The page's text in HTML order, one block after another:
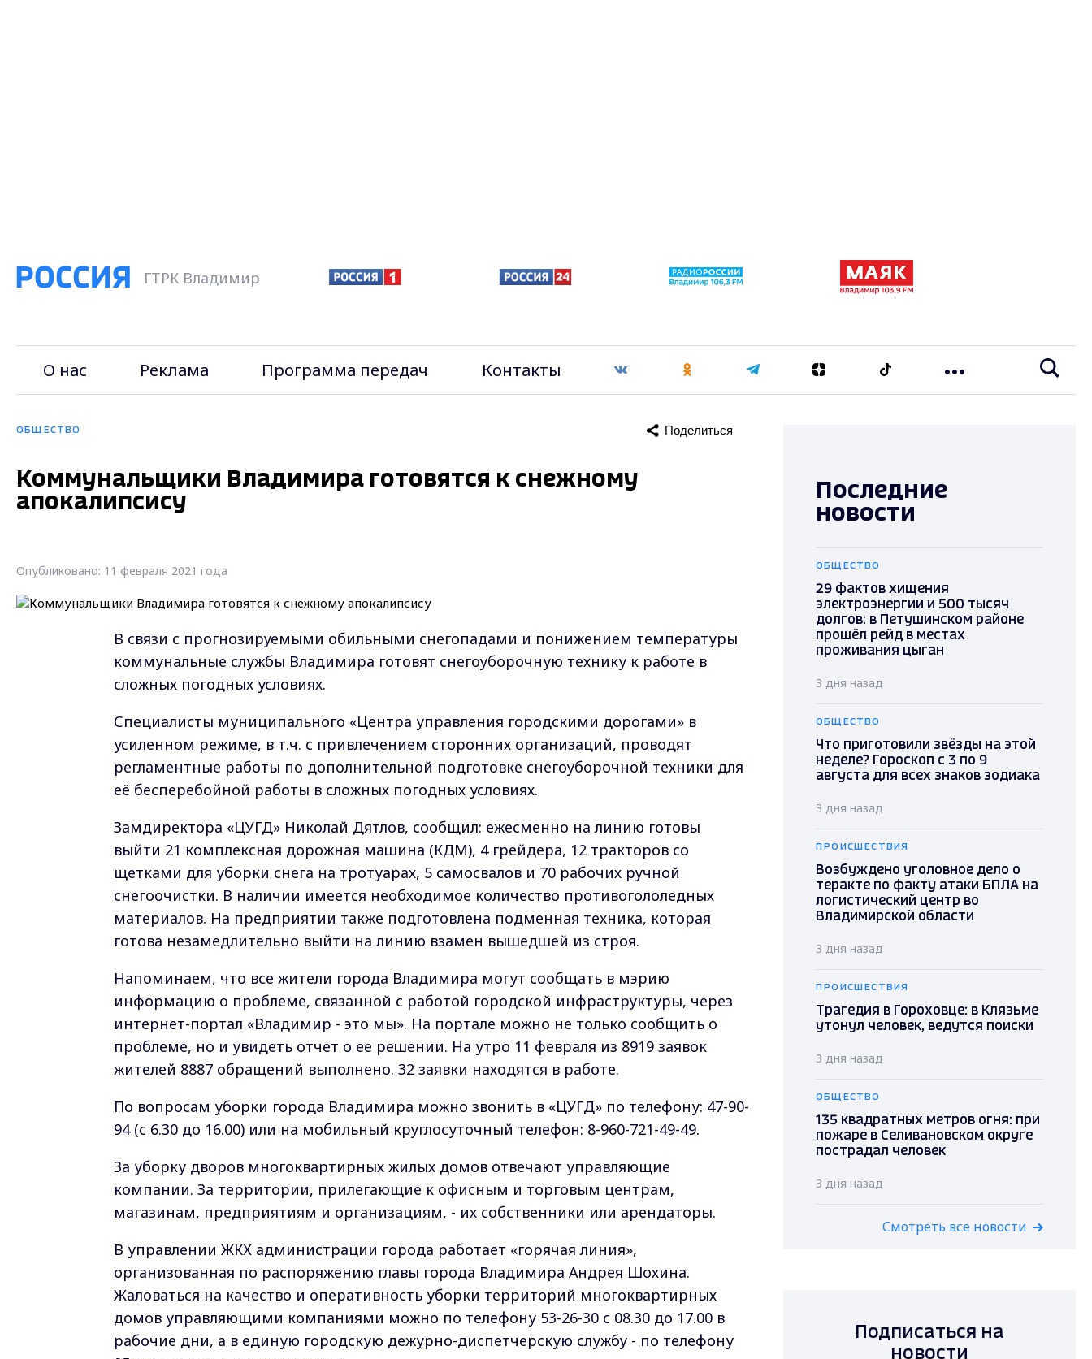
ГТРК Владимир
О нас Реклама Программа передач Контакты
ОБЩЕСТВО Поделиться
Коммунальщики Владимира готовятся к снежному
апокалипсису
Опубликовано: 11 февраля 2021 года
В связи с прогнозируемыми обильными снегопадами и понижением температуры
коммунальные службы Владимира готовят снегоуборочную технику к работе в
сложных погодных условиях.
Специалисты муниципального «Центра управления городскими дорогами» в
усиленном режиме, в т.ч. с привлечением сторонних организаций, проводят
регламентные работы по дополнительной подготовке снегоуборочной техники для
её бесперебойной работы в сложных погодных условиях.
Замдиректора «ЦУГД» Николай Дятлов, сообщил: ежесменно на линию готовы
выйти 21 комплексная дорожная машина (КДМ), 4 грейдера, 12 тракторов со
щетками для уборки снега на тротуарах, 5 самосвалов и 70 рабочих ручной
снегоочистки. В наличии имеется необходимое количество противогололедных
материалов. На предприятии также подготовлена подменная техника, которая
готова незамедлительно выйти на линию взамен вышедшей из строя.
Напоминаем, что все жители города Владимира могут сообщать в мэрию
информацию о проблеме, связанной с работой городской инфраструктуры, через
интернет-портал «Владимир - это мы». На портале можно не только сообщить о
проблеме, но и увидеть отчет о ее решении. На утро 11 февраля из 8919 заявок
жителей 8887 обращений выполнено. 32 заявки находятся в работе.
По вопросам уборки города Владимира можно звонить в «ЦУГД» по телефону: 47-90-
94 (с 6.30 до 16.00) или на мобильный круглосуточный телефон: 8-960-721-49-49.
За уборку дворов многоквартирных жилых домов отвечают управляющие
компании. За территории, прилегающие к офисным и торговым центрам,
магазинам, предприятиям и организациям, - их собственники или арендаторы.
В управлении ЖКХ администрации города работает «горячая линия»,
организованная по распоряжению главы города Владимира Андрея Шохина.
Жаловаться на качество и оперативность уборки территорий многоквартирных
домов управляющими компаниями можно по телефону 53-26-30 с 08.30 до 17.00 в
рабочие дни, а в единую городскую дежурно-диспетчерскую службу - по телефону
Последние
новости
ОБЩЕСТВО
29 фактов хищения
электроэнергии и 500 тысяч
долгов: в Петушинском районе
прошёл рейд в местах
проживания цыган
3 дня назад
ОБЩЕСТВО
Что приготовили звёзды на этой
неделе? Гороскоп с 3 по 9
августа для всех знаков зодиака
3 дня назад
ПРОИСШЕСТВИЯ
Возбуждено уголовное дело о
теракте по факту атаки БПЛА на
логистический центр во
Владимирской области
3 дня назад
ПРОИСШЕСТВИЯ
Трагедия в Гороховце: в Клязьме
утонул человек, ведутся поиски
3 дня назад
ОБЩЕСТВО
135 квадратных метров огня: при
пожаре в Селивановском округе
пострадал человек
3 дня назад
Смотреть все новости
Подписаться на
новости